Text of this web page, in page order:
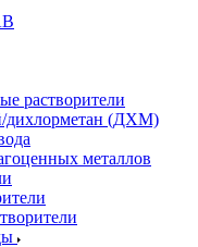
растворители
дихлорметан (ДХМ)
металлов